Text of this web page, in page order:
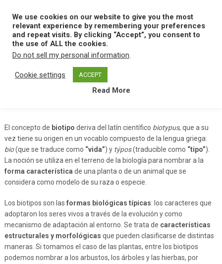
content
MENU
Home B Biotipo
El concepto de biotipo deriva del latín científico biotypus, que a su
vez tiene su origen en un vocablo compuesto de la lengua griega:
bio(que se traduce como “vida”) y týpos(traducible como “tipo”).
La noción se utiliza en el terreno de la biología para nombrar a la
forma característica de una planta o de un animal que se
considera como modelo de su raza o especie.
Los biotipos son las formas biológicas típicas: los caracteres que
adoptaron los seres vivos a través de la evolución y como
mecanismo de adaptación al entorno. Se trata de características
estructurales y morfológicas que pueden clasificarse de distintas
maneras. Si tomamos el caso de las plantas, entre los biotipos
podemos nombrar a los arbustos, los árboles y las hierbas, por
We use cookies on our website to give you the most
relevant experience by remembering your preferences
and repeat visits. By clicking “Accept”, you consent to
the use of ALL the cookies.
Do not sell my personal information.
Cookie settings ACCEPT
Read More